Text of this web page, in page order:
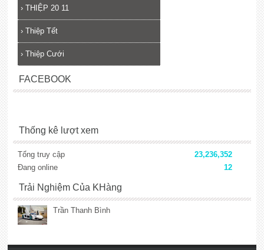
› THIỆP 20 11
› Thiệp Tết
› Thiệp Cưới
FACEBOOK
Thống kê lượt xem
Tổng truy cập
23,236,352
Đang online
12
Trải Nghiệm Của KHàng
Trần Thanh Bình